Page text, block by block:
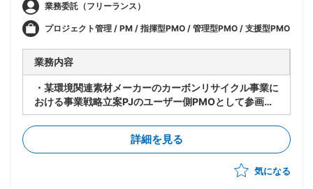
業務委託（フリーランス）
プロジェクト管理 / PM / 指揮型PMO / 管理型PMO / 支援型PMO
業務内容
・某環境関連素材メーカーのカーボンリサイクル事業に
おける事業戦略立案PJのユーザー側PMOとして参画
・市場開拓およびターゲット選定を含む事業戦略の具体
化および実行推進支援
・PJ全体の推進担当として進捗管理/課題管理/関係者調
整を実施
・オフテイク契約検討およびアライアンス推進を含む実
詳細を見る
気になる